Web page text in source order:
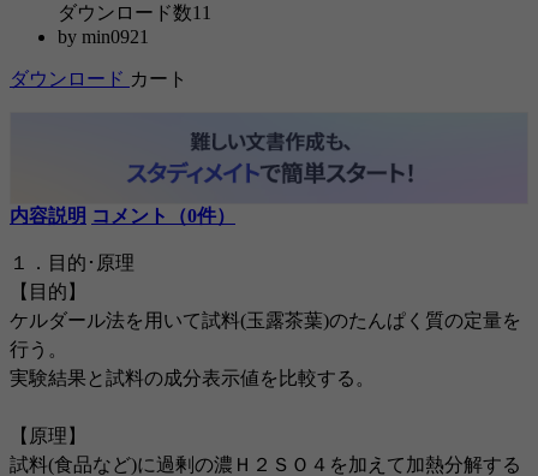
ダウンロード数11
by min0921
ダウンロード カート
内容説明 コメント（0件）
１．目的･原理
【目的】
ケルダール法を用いて試料(玉露茶葉)のたんぱく質の定量を
行う。
実験結果と試料の成分表示値を比較する。
【原理】
試料(食品など)に過剰の濃Ｈ２ＳＯ４を加えて加熱分解する